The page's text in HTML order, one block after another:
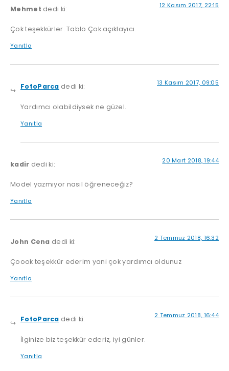
Mehmet dedi ki: 12 Kasım 2017, 22:15
Çok teşekkürler. Tablo Çok açıklayıcı.
Yanıtla
FotoParca dedi ki: 13 Kasım 2017, 09:05
Yardımcı olabildiysek ne güzel.
Yanıtla
kadir dedi ki: 20 Mart 2018, 19:44
Model yazmıyor nasıl öğreneceğiz?
Yanıtla
John Cena dedi ki: 2 Temmuz 2018, 16:32
Çoook teşekkür ederim yani çok yardımcı oldunuz
Yanıtla
FotoParca dedi ki: 2 Temmuz 2018, 16:44
İlginize biz teşekkür ederiz, iyi günler.
Yanıtla